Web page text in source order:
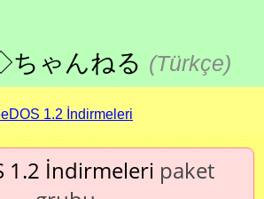
ちゃんねる (Türkçe)
1.2 İndirmeleri
1.2 İndirmeleri paket